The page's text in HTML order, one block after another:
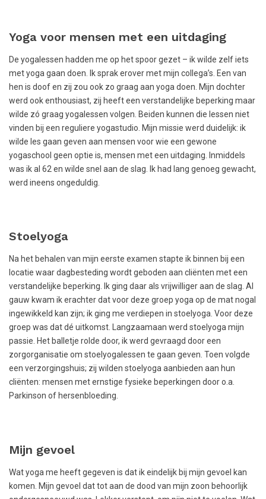
Yoga voor mensen met een uitdaging
De yogalessen hadden me op het spoor gezet – ik wilde zelf iets
met yoga gaan doen. Ik sprak erover met mijn collega’s. Een van
hen is doof en zij zou ook zo graag aan yoga doen. Mijn dochter
werd ook enthousiast, zij heeft een verstandelijke beperking maar
wilde zó graag yogalessen volgen. Beiden kunnen die lessen niet
vinden bij een reguliere yogastudio. Mijn missie werd duidelijk: ik
wilde les gaan geven aan mensen voor wie een gewone
yogaschool geen optie is, mensen met een uitdaging. Inmiddels
was ik al 62 en wilde snel aan de slag. Ik had lang genoeg gewacht,
werd ineens ongeduldig.
Stoelyoga
Na het behalen van mijn eerste examen stapte ik binnen bij een
locatie waar dagbesteding wordt geboden aan cliënten met een
verstandelijke beperking. Ik ging daar als vrijwilliger aan de slag. Al
gauw kwam ik erachter dat voor deze groep yoga op de mat nogal
ingewikkeld kan zijn; ik ging me verdiepen in stoelyoga. Voor deze
groep was dat dé uitkomst. Langzaamaan werd stoelyoga mijn
passie. Het balletje rolde door, ik werd gevraagd door een
zorgorganisatie om stoelyogalessen te gaan geven. Toen volgde
een verzorgingshuis; zij wilden stoelyoga aanbieden aan hun
cliënten: mensen met ernstige fysieke beperkingen door o.a.
Parkinson of hersenbloeding.
Mijn gevoel
Wat yoga me heeft gegeven is dat ik eindelijk bij mijn gevoel kan
komen. Mijn gevoel dat tot aan de dood van mijn zoon behoorlijk